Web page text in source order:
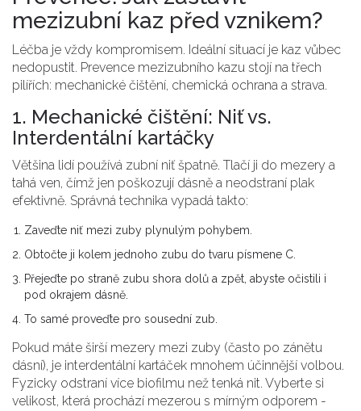
mezizubní kaz před vznikem?
Léčba je vždy kompromisem. Ideální situací je kaz vůbec
nedopustit. Prevence mezizubního kazu stojí na třech
pilířích: mechanické čištění, chemická ochrana a strava.
1. Mechanické čištění: Niť vs.
Interdentální kartáčky
Většina lidí používá zubní niť špatně. Tlačí ji do mezery a
tahá ven, čímž jen poškozují dásně a neodstraní plak
efektivně. Správná technika vypadá takto:
Zaveďte niť mezi zuby plynulým pohybem.
Obtočte ji kolem jednoho zubu do tvaru písmene C.
Přejeďte po straně zubu shora dolů a zpět, abyste očistili i
pod okrajem dásně.
To samé proveďte pro sousední zub.
Pokud máte širší mezery mezi zuby (často po zánětu
dásní), je interdentální kartáček mnohem účinnější volbou.
Fyzicky odstraní více biofilmu než tenká nit. Vyberte si
velikost, která prochází mezerou s mírným odporem -